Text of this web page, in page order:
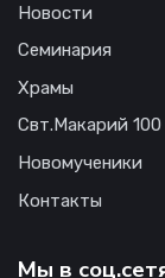
Новости
Семинария
Храмы
Свт.Макарий 100
Новомученики
Контакты
Мы в